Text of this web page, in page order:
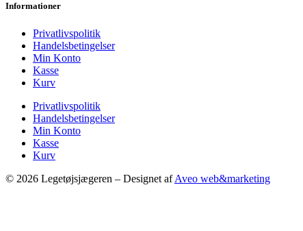
Informationer
Privatlivspolitik
Handelsbetingelser
Min Konto
Kasse
Kurv
Privatlivspolitik
Handelsbetingelser
Min Konto
Kasse
Kurv
© 2026 Legetøjsjægeren – Designet afAveo web&marketing